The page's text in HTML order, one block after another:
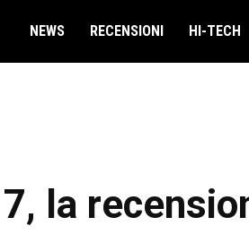
NEWS RECENSIONI HI-TECH
la